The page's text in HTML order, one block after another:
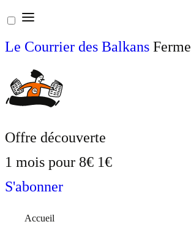
Aller
au
contenu
Le Courrier des Balkans
Offre découverte
1 mois pour 8€ 1€
S'abonner
Accueil